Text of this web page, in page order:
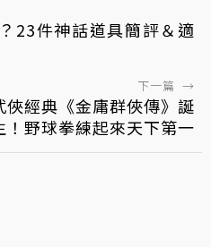
23件神話道具簡評＆適
下一篇 →
經典《金庸群俠傳》誕
！野球拳練起來天下第一